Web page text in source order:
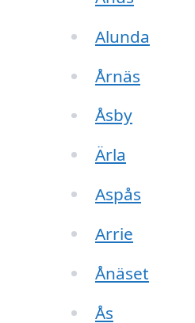
Alunda
Årnäs
Åsby
Ärla
Aspås
Arrie
Ånäset
Ås